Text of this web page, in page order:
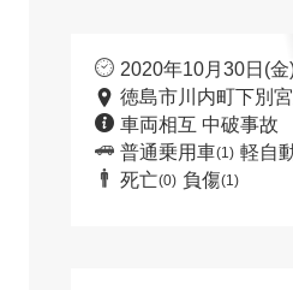
2020年10月30日(
徳島市川内町下別
車両相互 中破事故
普通乗用車(1) 軽自
死亡(0) 負傷(1)